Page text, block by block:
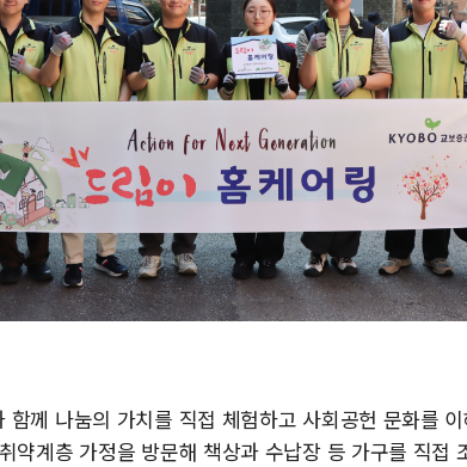
함께 나눔의 가치를 직접 체험하고 사회공헌 문화를
약계층 가정을 방문해 책상과 수납장 등 가구를 직접